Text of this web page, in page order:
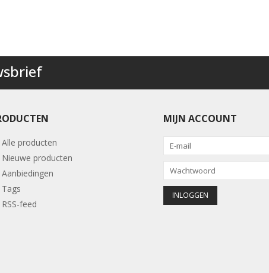
Alle producten
Nieuwe producten
Aanbiedingen
Tags
RSS-feed
MIJN ACCOUNT